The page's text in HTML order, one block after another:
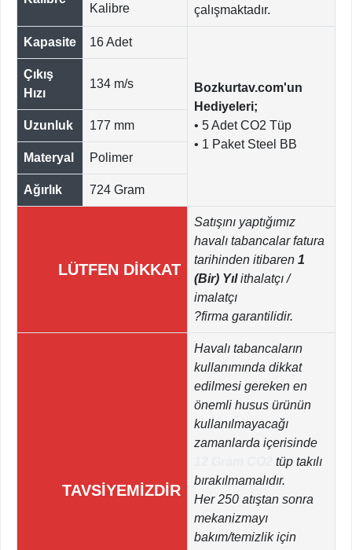
çalışmaktadır.
Kalibre
Kapasite 16 Adet
Bozkurtav.com'un
Hediyeleri;
• 5 Adet CO2 Tüp
• 1 Paket Steel BB
Çıkış
Hızı
134 m/s
Uzunluk 177 mm
Materyal Polimer
Ağırlık 724 Gram
LÜTFEN DİKKAT
Satışını yaptığımız
havalı tabancalar fatura
tarihinden itibaren 1
(Bir) Yılithalatçı /
imalatçı
?firma garantilidir.
TAVSİYEMİZDİR
Havalı tabancaların
kullanımında dikkat
edilmesi gereken en
önemli husus ürünün
kullanılmayacağı
zamanlarda içerisinde
tüp takılı
bırakılmamalıdır.
Her 250 atıştan sonra
mekanizmayı
bakım/temizlik için